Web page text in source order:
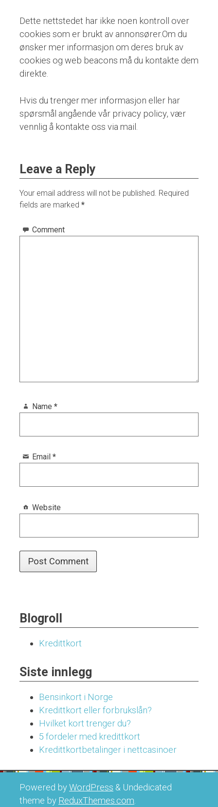
Dette nettstedet har ikke noen kontroll over
cookies som er brukt av annonsører.Om du
ønsker mer informasjon om deres bruk av
cookies og web beacons må du kontakte dem
direkte.
Hvis du trenger mer informasjon eller har
spørsmål angående vår privacy policy, vær
vennlig å kontakte oss via mail.
Leave a Reply
Your email address will not be published. Required
fields are marked *
Comment
Name *
Email *
Website
Blogroll
Kredittkort
Siste innlegg
Bensinkort i Norge
Kredittkort eller forbrukslån?
Hvilket kort trenger du?
5 fordeler med kredittkort
Kredittkortbetalinger i nettcasinoer
Powered byWordPress & Undedicated
theme by ReduxThemes.com